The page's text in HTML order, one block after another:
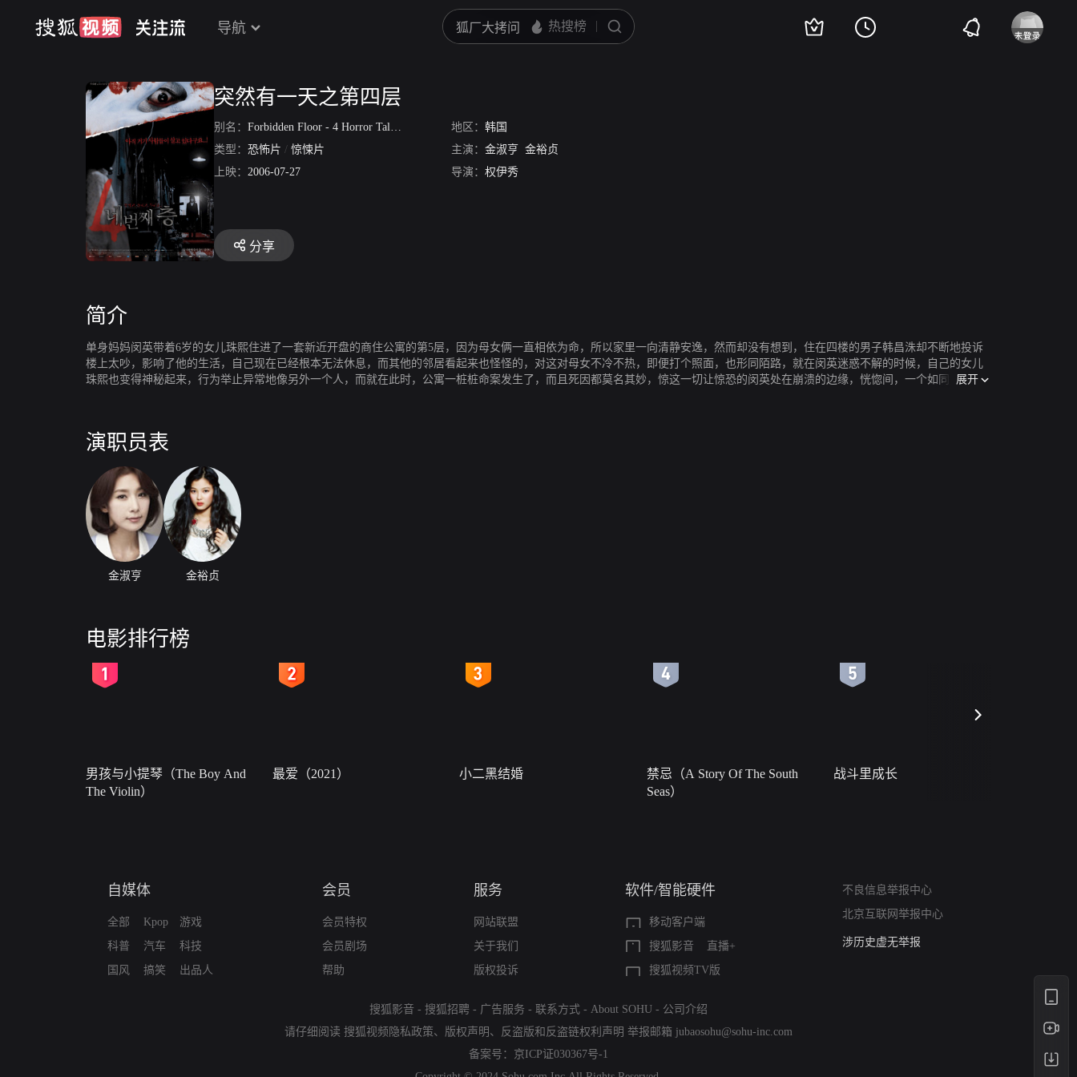
导航
突然有一天之第四层
别名： Forbidden Floor - 4 Horror Tales /突然第四层
地区： 韩国
类型： 恐怖片 / 惊悚片 主演： 金淑亨
金裕贞
上映： 2006-07-27 导演： 权伊秀
分享
简介
单身妈妈闵英带着6岁的女儿珠熙住进了一套新近开盘的商住公寓的第5层，因为母女俩一直相依为命，所以家里一向清静安逸，然而却没有想到，住在四楼的男子韩昌洙却不断地投诉
楼上太吵，影响了他的生活，自己现在已经根本无法休息，而其他的邻居看起来也怪怪的，对这对母女不冷不热，即便打个照面，也形同陌路，就在闵英迷惑不解的时候，自己的女儿
珠熙也变得神秘起来，行为举止异常地像另外一个人，而就在此时，公寓一桩桩命案发生了，而且死因都莫名其妙，惊这一切让惊恐的闵英处在崩溃的边缘，恍惚间，一个如同鬼魅一
展开
演职员表
金淑亨 金裕贞
电影排行榜
男孩与小提琴（The Boy And
The Violin）
最爱（2021） 小二黑结婚
禁忌（A Story Of The South
Seas）
战斗里成长
自媒体
全部
科普
国风
Kpop
汽车
搞笑
游戏
科技
出品人
会员
会员特权
会员剧场
帮助
服务
网站联盟
关于我们
版权投诉
软件/智能硬件
移动客户端
搜狐影音
直播+
搜狐视频TV版
不良信息举报中心
北京互联网举报中心
亚运会举报专区
涉历史虚无举报
搜狐影音 - 搜狐招聘 - 广告服务 - 联系方式 - About SOHU - 公司介绍
请仔细阅读 搜狐视频隐私政策、 版权声明 、 反盗版和反盗链权利声明 举报邮箱 jubaosohu@sohu-inc.com
备案号： 京ICP证030367号-1